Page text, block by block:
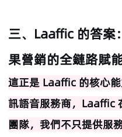
三、Laaffic 的答案
果營銷的全鏈路賦
這正是 Laaffic 的核心
訊語音服務商，Laaffic
團隊，我們不只提供服